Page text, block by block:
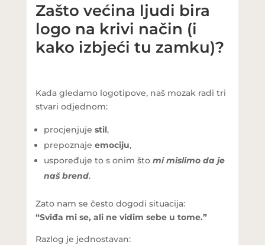
Zašto većina ljudi bira
logo na krivi način (i
kako izbjeći tu zamku)?
Kada gledamo logotipove, naš mozak radi tri
stvari odjednom:
procjenjuje stil,
prepoznaje emociju,
uspoređuje to s onim što mi mislimo da je
naš brend.
Zato nam se često dogodi situacija:
“Sviđa mi se, ali ne vidim sebe u tome.”
Razlog je jednostavan: